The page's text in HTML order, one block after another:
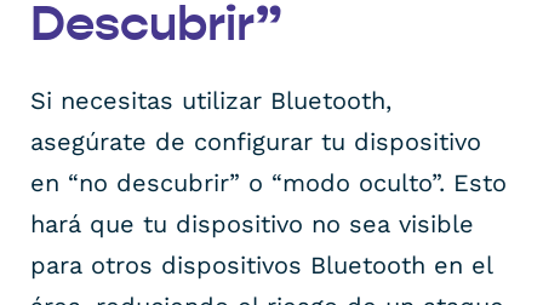
Descubrir”
Si necesitas utilizar Bluetooth,
asegúrate de configurar tu dispositivo
en “no descubrir” o “modo oculto”. Esto
hará que tu dispositivo no sea visible
para otros dispositivos Bluetooth en el